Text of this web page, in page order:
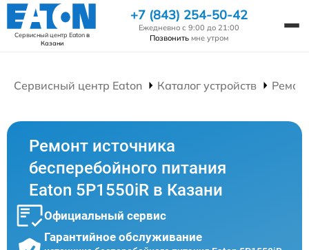
Сервисный центр Eatonв
Казани
+7 (843) 254-50-42
Ежедневно с 9:00 до 21:00
Позвонить мне утром
Сервисный центр Eaton Каталог устройств
Ремонт источника
бесперебойного питания
Eaton 5P1550iR в Казани
Официальный сервис
Гарантийное обслуживание